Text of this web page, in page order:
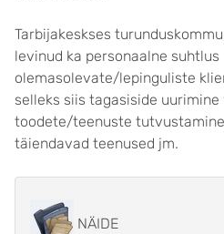
Tarbijakeskses
levinud ka personaalne suhtlus
olemasolevate/lepinguliste
selleks siis tagasiside uurimine
toodete/teenuste
täiendavad teenused jm.
NÄIDE